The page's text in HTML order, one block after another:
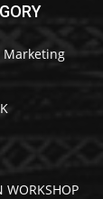
Marketing
WORKSHOP